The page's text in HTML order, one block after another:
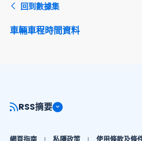
回到數據集
車輛車程時間資料
RSS摘要
網頁指南 私隱政策 使用條款及條